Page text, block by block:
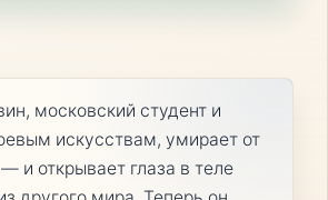
московский студент и
искусствам, умирает от
и открывает глаза в теле